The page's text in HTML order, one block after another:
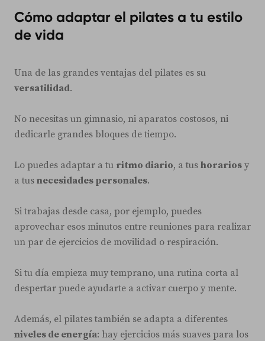
Cómo adaptar el pilates a tu estilo
de vida
Una de las grandes ventajas del pilates es su
versatilidad.
No necesitas un gimnasio, ni aparatos costosos, ni
dedicarle grandes bloques de tiempo.
Lo puedes adaptar a tu ritmo diario, a tus horarios y
a tus necesidades personales.
Si trabajas desde casa, por ejemplo, puedes
aprovechar esos minutos entre reuniones para realizar
un par de ejercicios de movilidad o respiración.
Si tu día empieza muy temprano, una rutina corta al
despertar puede ayudarte a activar cuerpo y mente.
Además, el pilates también se adapta a diferentes
niveles de energía: hay ejercicios más suaves para los